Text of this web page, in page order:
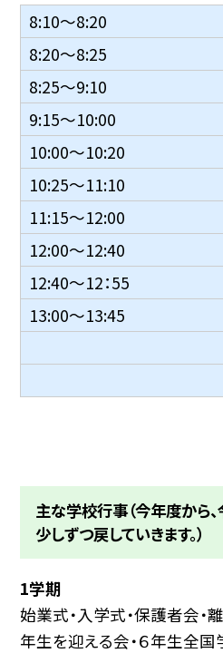
8:10〜8:20
8:20〜8:25
8:25〜9:10
9:15〜10:00
10:00〜10:20
10:25〜11:10
11:15〜12:00
12:00〜12:40
12:40〜12：55
13:00〜13:45
主な学校行事（今年度から
少しずつ戻していきます。）
1学期
始業式・入学式・保護者会・
年生を迎える会・６年生全